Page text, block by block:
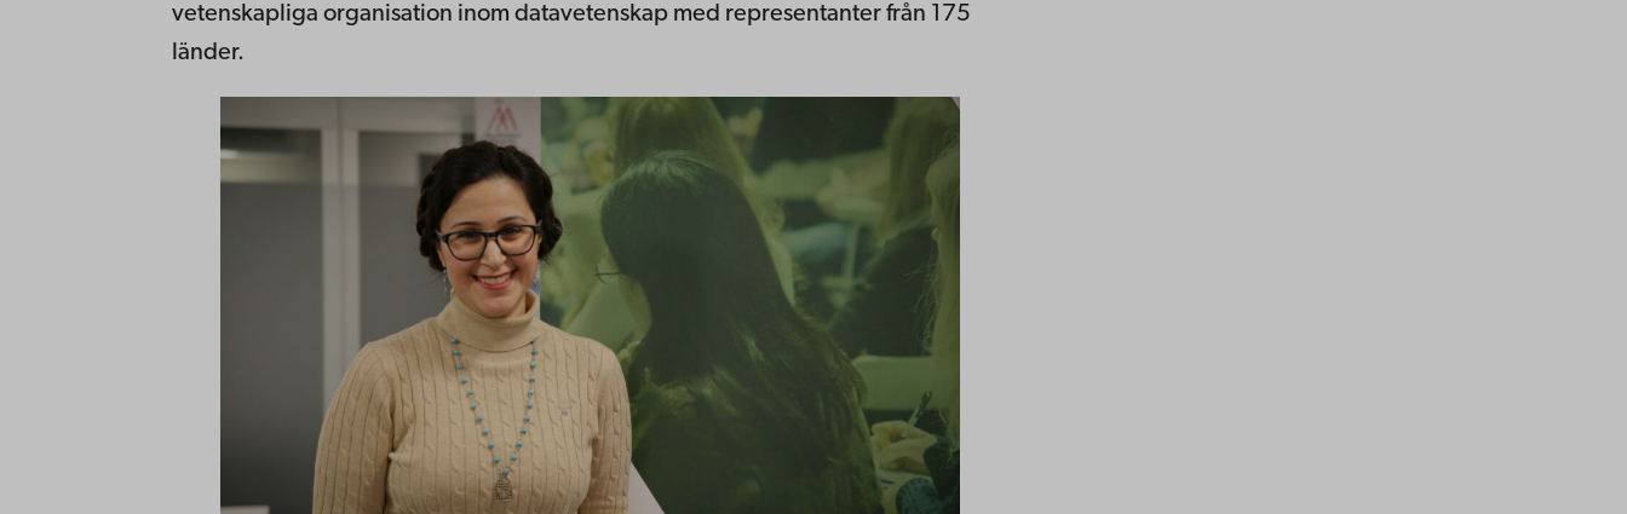
vetenskapliga organisation inom datavetenskap med representanter från 175
länder.